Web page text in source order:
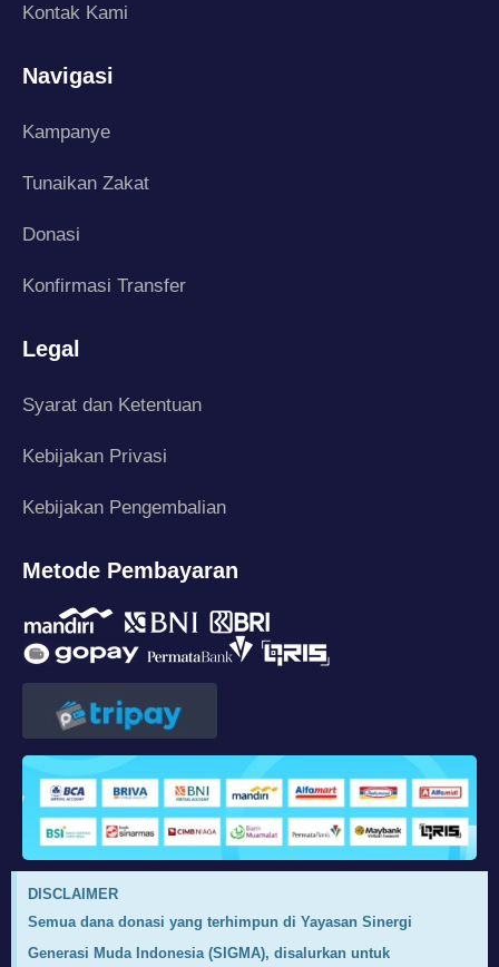
Kontak Kami
Navigasi
Kampanye
Tunaikan Zakat
Donasi
Konfirmasi Transfer
Legal
Syarat dan Ketentuan
Kebijakan Privasi
Kebijakan Pengembalian
Metode Pembayaran
DISCLAIMER
Semua dana donasi yang terhimpun di Yayasan Sinergi
Generasi Muda Indonesia (SIGMA), disalurkan untuk